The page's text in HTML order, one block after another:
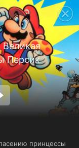
Персик
принцессы
приложение